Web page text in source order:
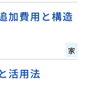
加費用と構造
家
活用法